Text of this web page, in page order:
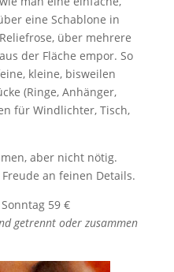
eine Schablone in
über mehrere
der Fläche empor. So
kleine, bisweilen
(Ringe, Anhänger,
für Windlichter, Tisch,
aber nicht nötig.
an feinen Details.
59 €
getrennt oder zusammen